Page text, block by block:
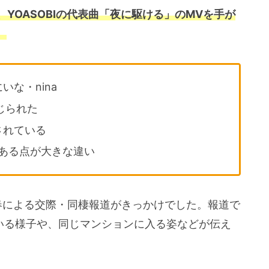
の代表曲「夜に駆ける」のMVを手が
いな・nina
られた
ている
る点が大きな違い
よる交際・同棲報道がきっかけでした。報道で
様子や、同じマンションに入る姿などが伝え